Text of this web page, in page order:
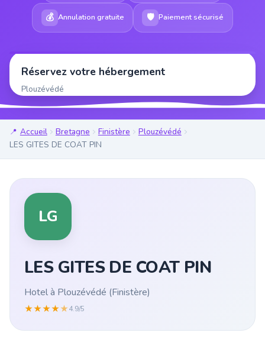
💰 Annulation gratuite 🛡 Paiement sécurisé
Réservez votre hébergement
Plouzévédé
Accueil Bretagne Finistère
Plouzévédé
LES GITES DE COAT PIN
LG
LES GITES DE COAT PIN
Hotel à Plouzévédé (Finistère)
★★★★★4.9/5